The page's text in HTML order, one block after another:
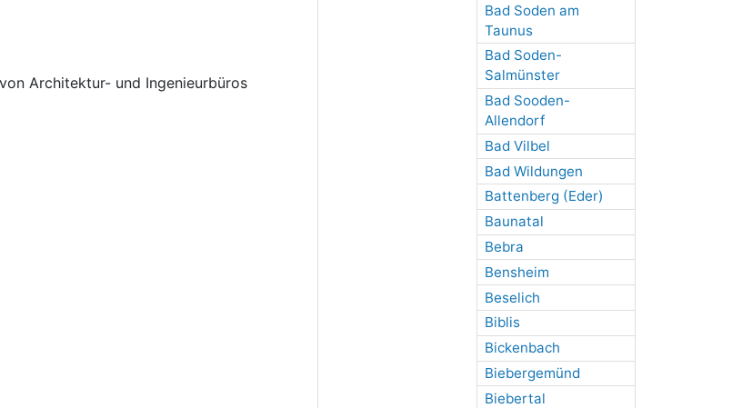
Bad Soden am
Taunus
Bad Soden-
Salmünster
Bad Sooden-
Allendorf
Bad Vilbel
Bad Wildungen
Battenberg (Eder)
Baunatal
Bebra
Bensheim
Beselich
Biblis
Bickenbach
Biebergemünd
Biebertal
Architektur- und Ingenieurbüros